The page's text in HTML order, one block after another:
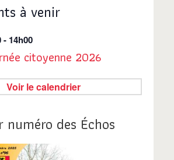
à venir
- 14h00
citoyenne 2026
Voir le calendrier
numéro des Échos